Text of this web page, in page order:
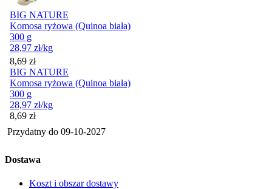
BIG NATURE
Komosa ryżowa (Quinoa biała)
300 g
28,97 zł/kg
Cena
8,69 zł
BIG NATURE
Komosa ryżowa (Quinoa biała)
300 g
28,97 zł/kg
Cena
8,69 zł
Przydatny do 09-10-2027
Dostawa
Koszt i obszar dostawy